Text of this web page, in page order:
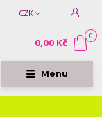
Menu
CZK
0
0,00 Kč